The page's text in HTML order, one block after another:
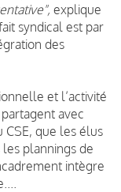
explique
syndical est par
des
et l’activité
avec
que les élus
plannings de
intègre